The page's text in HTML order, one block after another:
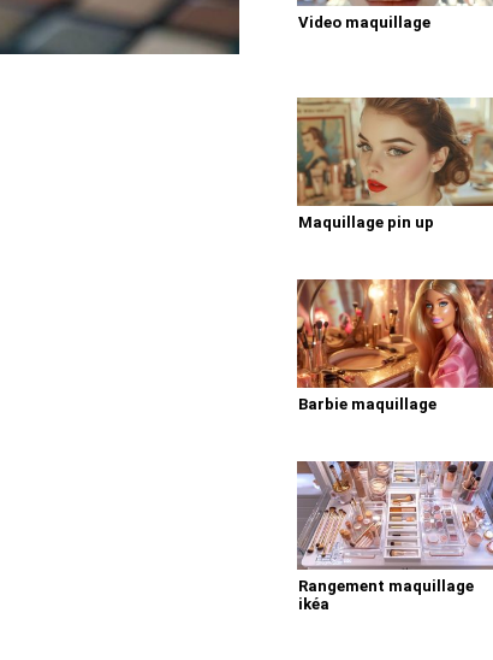
Video maquillage
Maquillage pin up
Barbie maquillage
Rangement maquillage
ikéa